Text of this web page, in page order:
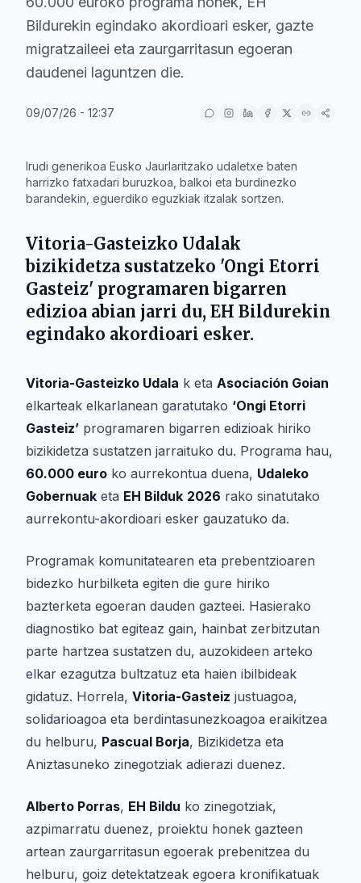
Bildurekin egindako akordioari esker, gazte
migratzaileei eta zaurgarritasun egoeran
daudenei laguntzen die.
09/07/26 - 12:37
Irudi generikoa Eusko Jaurlaritzako udaletxe baten
harrizko fatxadari buruzkoa, balkoi eta burdinezko
barandekin, eguerdiko eguzkiak itzalak sortzen.
Vitoria-Gasteizko Udalak
bizikidetza sustatzeko 'Ongi Etorri
Gasteiz' programaren bigarren
edizioa abian jarri du, EH Bildurekin
egindako akordioari esker.
Vitoria-Gasteizko Udala k eta Asociación Goian
elkarteak elkarlanean garatutako ‘Ongi Etorri
Gasteiz’ programaren bigarren edizioak hiriko
bizikidetza sustatzen jarraituko du. Programa hau,
60.000 euro ko aurrekontua duena, Udaleko
Gobernuak eta EH Bilduk 2026 rako sinatutako
aurrekontu-akordioari esker gauzatuko da.
Programak komunitatearen eta prebentzioaren
bidezko hurbilketa egiten die gure hiriko
bazterketa egoeran dauden gazteei. Hasierako
diagnostiko bat egiteaz gain, hainbat zerbitzutan
parte hartzea sustatzen du, auzokideen arteko
elkar ezagutza bultzatuz eta haien ibilbideak
gidatuz. Horrela, Vitoria-Gasteiz justuagoa,
solidarioagoa eta berdintasunezkoagoa eraikitzea
du helburu, Pascual Borja, Bizikidetza eta
Aniztasuneko zinegotziak adierazi duenez.
Alberto Porras, EH Bildu ko zinegotziak,
azpimarratu duenez, proiektu honek gazteen
artean zaurgarritasun egoerak prebenitzea du
helburu, goiz detektatzeak egoera kronifikatuak